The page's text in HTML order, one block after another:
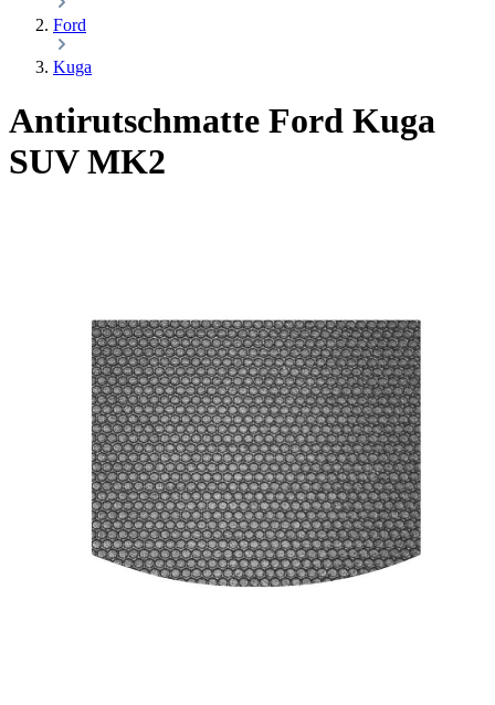
Ford
Kuga
Antirutschmatte Ford Kuga
SUV MK2